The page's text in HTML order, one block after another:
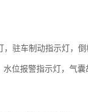
驻车制动指示灯，倒
位报警指示灯，气囊